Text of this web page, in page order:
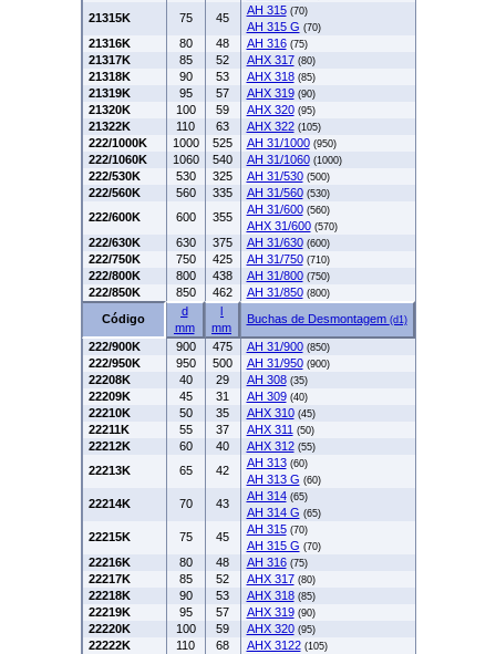
21315K 75 45
AH 315 (70)
AH 315 G (70)
21316K 80 48 AH 316 (75)
21317K 85 52 AHX 317 (80)
21318K 90 53 AHX 318 (85)
21319K 95 57 AHX 319 (90)
21320K 100 59 AHX 320 (95)
21322K 110 63 AHX 322 (105)
222/1000K 1000 525 AH 31/1000 (950)
222/1060K 1060 540 AH 31/1060 (1000)
222/530K 530 325 AH 31/530 (500)
222/560K 560 335 AH 31/560 (530)
222/600K 600 355
AH 31/600 (560)
AHX 31/600 (570)
222/630K 630 375 AH 31/630 (600)
222/750K 750 425 AH 31/750 (710)
222/800K 800 438 AH 31/800 (750)
222/850K 850 462 AH 31/850 (800)
Código
d
mm
l
mm
Buchas de Desmontagem (d1)
222/900K 900 475 AH 31/900 (850)
222/950K 950 500 AH 31/950 (900)
22208K 40 29 AH 308 (35)
22209K 45 31 AH 309 (40)
22210K 50 35 AHX 310 (45)
22211K 55 37 AHX 311 (50)
22212K 60 40 AHX 312 (55)
22213K 65 42
AH 313 (60)
AH 313 G (60)
22214K 70 43
AH 314 (65)
AH 314 G (65)
22215K 75 45
AH 315 (70)
AH 315 G (70)
22216K 80 48 AH 316 (75)
22217K 85 52 AHX 317 (80)
22218K 90 53 AHX 318 (85)
22219K 95 57 AHX 319 (90)
22220K 100 59 AHX 320 (95)
22222K 110 68 AHX 3122 (105)